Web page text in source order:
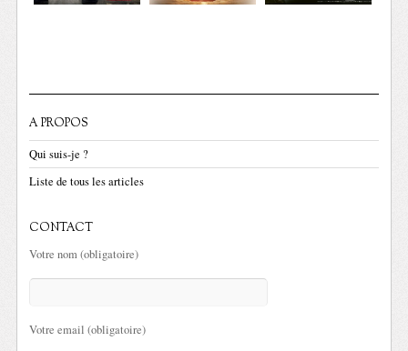
A PROPOS
Qui suis-je ?
Liste de tous les articles
CONTACT
Votre nom (obligatoire)
Votre email (obligatoire)